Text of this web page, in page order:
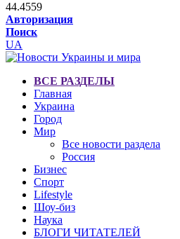
44.4559
Авторизация
Поиск
UA
ВСЕ РАЗДЕЛЫ
Главная
Украина
Город
Мир
Все новости раздела
Россия
Бизнес
Спорт
Lifestyle
Шоу-биз
Наука
БЛОГИ ЧИТАТЕЛЕЙ